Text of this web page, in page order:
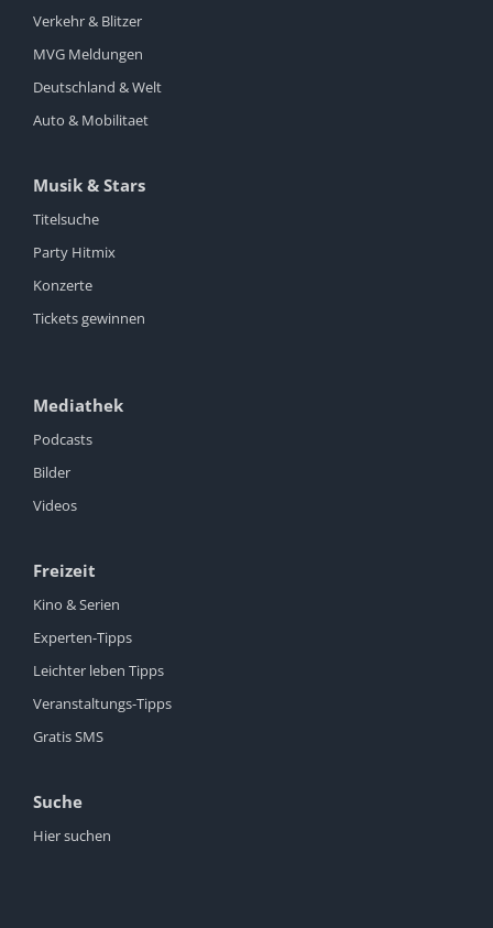
Verkehr & Blitzer
MVG Meldungen
Deutschland & Welt
Auto & Mobilitaet
Musik & Stars
Titelsuche
Party Hitmix
Konzerte
Tickets gewinnen
Mediathek
Podcasts
Bilder
Videos
Freizeit
Kino & Serien
Experten-Tipps
Leichter leben Tipps
Veranstaltungs-Tipps
Gratis SMS
Suche
Hier suchen